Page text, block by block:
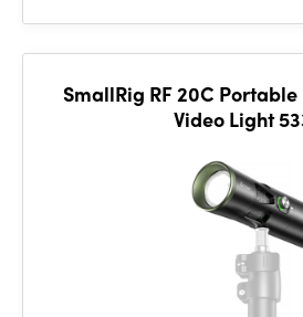
SmallRig RF 20C Portable
Video Light